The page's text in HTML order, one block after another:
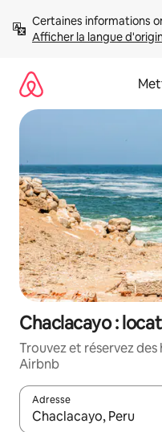
directement
Afficher la langue
Chaclacayo :
Trouvez et réservez
Airbnb
Adresse
Lorsque les résultats